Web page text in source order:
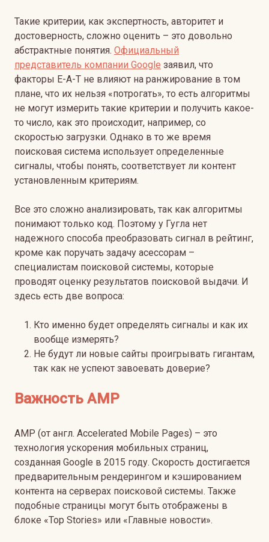
Такие критерии, как экспертность, авторитет и
достоверность, сложно оценить – это довольно
абстрактные понятия. Официальный
представитель компании Google заявил, что
факторы E-A-T не влияют на ранжирование в том
плане, что их нельзя «потрогать», то есть алгоритмы
не могут измерить такие критерии и получить какое-
то число, как это происходит, например, со
скоростью загрузки. Однако в то же время
поисковая система использует определенные
сигналы, чтобы понять, соответствует ли контент
установленным критериям.
Все это сложно анализировать, так как алгоритмы
понимают только код. Поэтому у Гугла нет
надежного способа преобразовать сигнал в рейтинг,
кроме как поручать задачу асессорам –
специалистам поисковой системы, которые
проводят оценку результатов поисковой выдачи. И
здесь есть две вопроса:
Кто именно будет определять сигналы и как их
вообще измерять?
Не будут ли новые сайты проигрывать гигантам,
так как не успеют завоевать доверие?
Важность AMP
AMP (от англ. Accelerated Mobile Pages) – это
технология ускорения мобильных страниц,
созданная Google в 2015 году. Скорость достигается
предварительным рендерингом и кэшированием
контента на серверах поисковой системы. Также
подобные страницы могут быть отображены в
блоке «Top Stories» или «Главные новости».